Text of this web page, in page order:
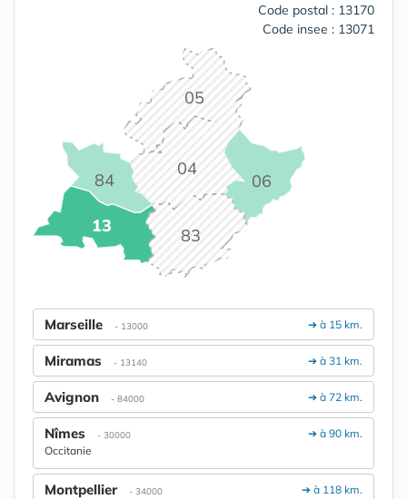
Code postal : 13170
Code insee : 13071
04
05
06
13 83
84
➔ à 15 km.
Marseille - 13000
➔ à 31 km.
Miramas - 13140
➔ à 72 km.
Avignon - 84000
➔ à 90 km.
Nîmes - 30000
Occitanie
➔ à 118 km.
Montpellier - 34000